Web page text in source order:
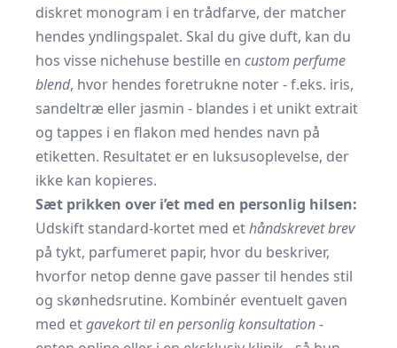
diskret monogram i en trådfarve, der matcher
hendes yndlingspalet. Skal du give duft, kan du
hos visse nichehuse bestille en custom perfume
blend, hvor hendes foretrukne noter - f.eks. iris,
sandeltræ eller jasmin - blandes i et unikt extrait
og tappes i en flakon med hendes navn på
etiketten. Resultatet er en luksusoplevelse, der
ikke kan kopieres.
Sæt prikken over i’et med en personlig hilsen:
Udskift standard-kortet med ethåndskrevet brev
på tykt, parfumeret papir, hvor du beskriver,
hvorfor netop denne gave passer til hendes stil
og skønhedsrutine. Kombinér eventuelt gaven
med etgavekort til en personlig konsultation-